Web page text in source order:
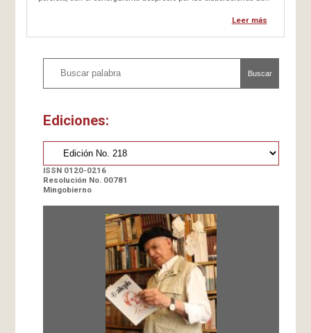
«academia». De ahí la importancia de hacer énfasis en
personalidades del pensamiento que han impactado…
Leer más
Buscar
Ediciones:
ISSN 0120-0216
Resolución No. 00781
Mingobierno